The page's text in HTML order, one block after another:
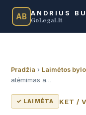
AB ANDRIUS
GoLegal.lt
Pradžia › Laimėtos
atėmimas a…
✓ LAIMĖTA KET /